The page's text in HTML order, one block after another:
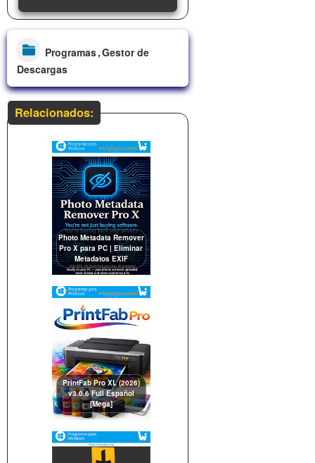
Programas Gestor de
Descargas
Relacionados:
Photo Metadata Remover
Pro X para PC | Eliminar
Metadatos EXIF
PrintFab Pro XL (2026)
v3.0.6 Full Español
[Mega]